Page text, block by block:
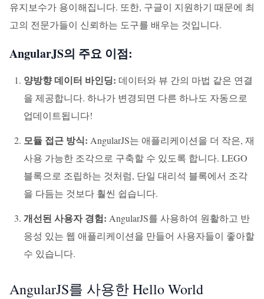
유지보수가 용이해집니다. 또한, 구글이 지원하기 때문에 최
고의 전문가들이 신뢰하는 도구를 배우는 것입니다.
AngularJS의 주요 이점:
양방향 데이터 바인딩: 데이터와 뷰 간의 마법 같은 연결
을 제공합니다. 하나가 변경되면 다른 하나도 자동으로
업데이트됩니다!
모듈 접근 방식: AngularJS는 애플리케이션을 더 작은, 재
사용 가능한 조각으로 구축할 수 있도록 합니다. LEGO
블록으로 조립하는 것처럼, 단일 대리석 블록에서 조각
을 다듬는 것보다 훨씬 쉽습니다.
개선된 사용자 경험: AngularJS를 사용하여 원활하고 반
응성 있는 웹 애플리케이션을 만들어 사용자들이 좋아할
수 있습니다.
AngularJS를 사용한 Hello World